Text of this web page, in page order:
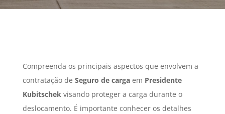
Compreenda os principais aspectos que envolvem a
contratação de Seguro de cargaem Presidente
Kubitschekvisando proteger a carga durante o
deslocamento. É importante conhecer os detalhes